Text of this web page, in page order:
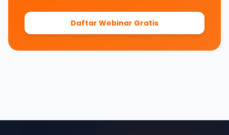
Daftar Webinar Gratis